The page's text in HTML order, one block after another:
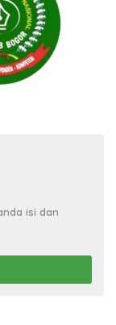
isi dan